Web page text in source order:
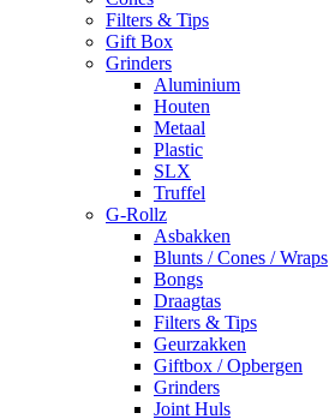
Filters & Tips
Gift Box
Grinders
Aluminium
Houten
Metaal
Plastic
SLX
Truffel
G-Rollz
Asbakken
Blunts / Cones / Wraps
Bongs
Draagtas
Filters & Tips
Geurzakken
Giftbox / Opbergen
Grinders
Joint Huls